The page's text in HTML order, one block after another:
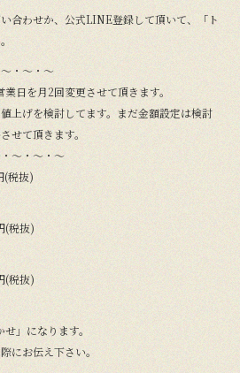
合わせか、公式LINE登録して頂いて、「ト
・〜・〜
日を月2回変更させて頂きます。
上げを検討してます。まだ金額設定は検討
せて頂きます。
〜・〜・〜
税抜)
税抜)
税抜)
」になります。
にお伝え下さい。